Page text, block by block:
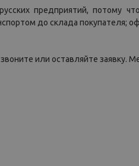
предприятий, потому
до склада покупателя;
или оставляйте заявку.